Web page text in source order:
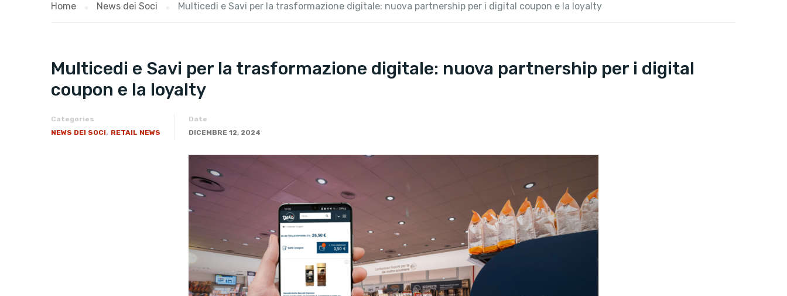
Home News dei Soci Multicedi e Savi per la trasformazione digitale: nuova partnership per i digital coupon e la loyalty
Multicedi e Savi per la trasformazione digitale: nuova partnership per i digital
coupon e la loyalty
Categories
NEWS DEI SOCI, RETAIL NEWS
Date
DICEMBRE 12, 2024